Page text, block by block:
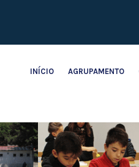
INÍCIO AGRUPAMENTO